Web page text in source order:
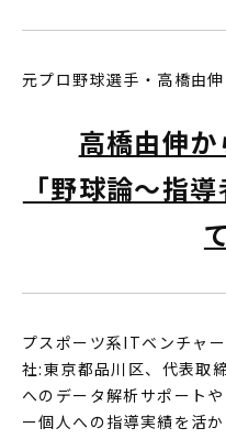
元プロ野球選手・高橋由
高橋由伸
「野球論～指
プスポーツ系ITベンチャ
社:東京都品川区、代表取
へのデータ解析サポート
ー個人への指導実績を活